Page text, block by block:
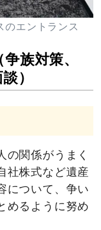
のエントランス
族対策、
）
の関係がうまく
社株式など遺産
について、争い
めるように努め